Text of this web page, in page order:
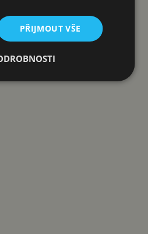
PŘIJMOUT VŠE